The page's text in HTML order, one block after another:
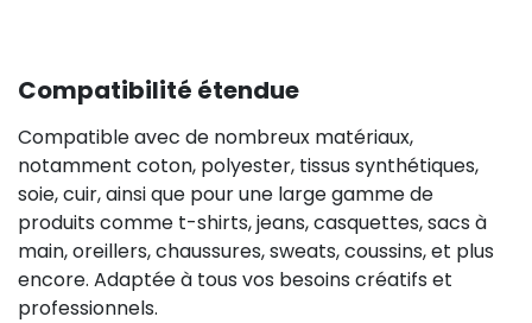
Compatibilité étendue
Compatible avec de nombreux matériaux,
notamment coton, polyester, tissus synthétiques,
soie, cuir, ainsi que pour une large gamme de
produits comme t-shirts, jeans, casquettes, sacs à
main, oreillers, chaussures, sweats, coussins, et plus
encore. Adaptée à tous vos besoins créatifs et
professionnels.